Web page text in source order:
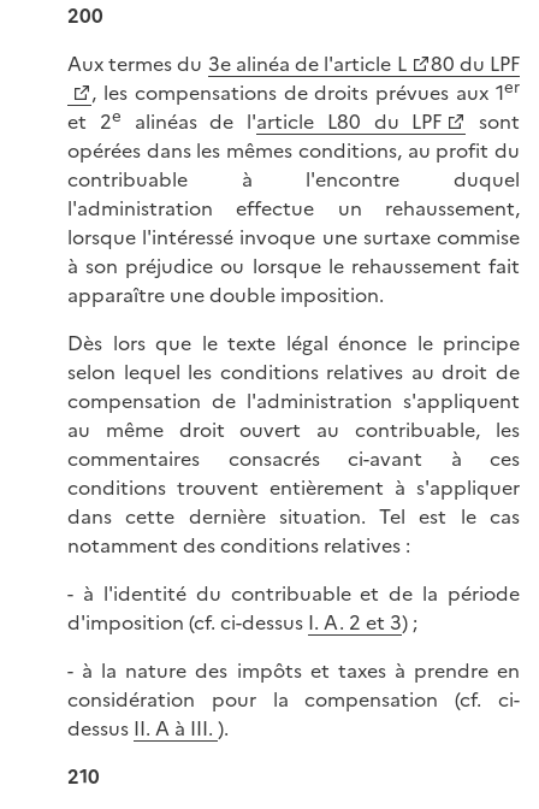
200
Aux termes du 3e alinéa de l'article L
80 du LPF
, les compensations de droits prévues aux 1er
et 2e alinéas de l'article L80 du LPF
sont
opérées dans les mêmes conditions, au profit du
contribuable à l'encontre duquel
l'administration effectue un rehaussement,
lorsque l'intéressé invoque une surtaxe commise
à son préjudice ou lorsque le rehaussement fait
apparaître une double imposition.
Dès lors que le texte légal énonce le principe
selon lequel les conditions relatives au droit de
compensation de l'administration s'appliquent
au même droit ouvert au contribuable, les
commentaires consacrés ci-avant à ces
conditions trouvent entièrement à s'appliquer
dans cette dernière situation. Tel est le cas
notamment des conditions relatives :
- à l'identité du contribuable et de la période
d'imposition (cf. ci-dessus I. A. 2 et 3) ;
- à la nature des impôts et taxes à prendre en
considération pour la compensation (cf. ci-
dessus II. A à III. ).
210